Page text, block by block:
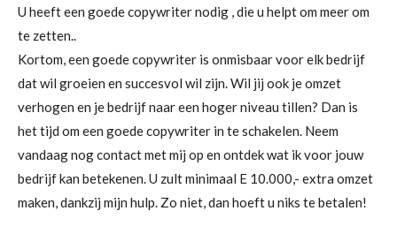
U heeft een goede copywriter nodig , die u helpt om meer om
te zetten..
Kortom, een goede copywriter is onmisbaar voor elk bedrijf
dat wil groeien en succesvol wil zijn. Wil jij ook je omzet
verhogen en je bedrijf naar een hoger niveau tillen? Dan is
het tijd om een goede copywriter in te schakelen. Neem
vandaag nog contact met mij op en ontdek wat ik voor jouw
bedrijf kan betekenen. U zult minimaal E 10.000,- extra omzet
maken, dankzij mijn hulp. Zo niet, dan hoeft u niks te betalen!